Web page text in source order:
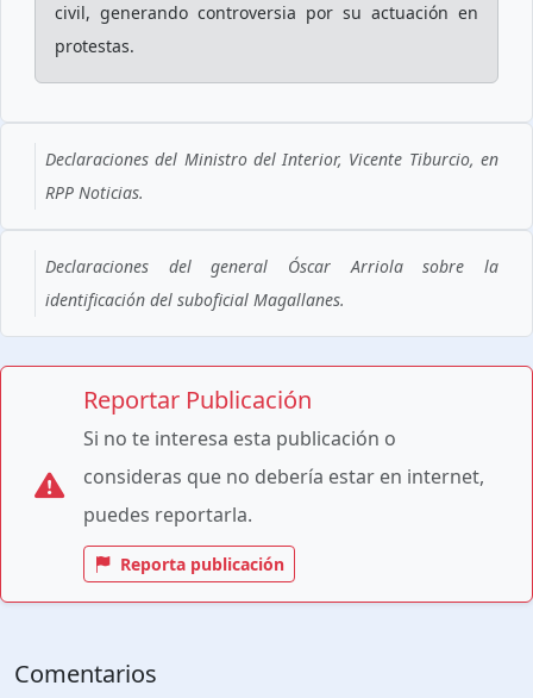
civil, generando controversia por su actuación en
protestas.
Declaraciones del Ministro del Interior, Vicente Tiburcio, en
RPP Noticias.
Declaraciones del general Óscar Arriola sobre la
identificación del suboficial Magallanes.
Reportar Publicación
Si no te interesa esta publicación o
consideras que no debería estar en internet,
puedes reportarla.
Reporta publicación
Comentarios